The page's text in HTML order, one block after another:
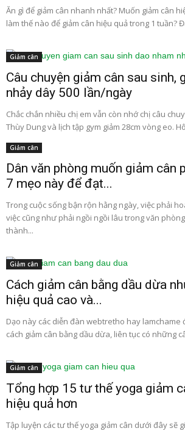
Ăn gì để giảm cân nhanh nhất? Muốn giảm cân
làm thế nào để giảm cân hiệu quả trong 1 tuần?
Giảm cân
Câu chuyện giảm cân sau sinh,
nhảy dây 500 lần/ngày
Chắc chắn nhiều chị em vẫn còn nhớ chị câu
Thùy Dung và lịch tập gym giảm 28cm vòng eo.
Giảm cân
Dân văn phòng muốn giảm cân
7 mẹo này để đạt...
Trong cuộc sống bận rộn hằng ngày, việc phải
việc cũng như phải ngồi ngồi lâu trong văn
thành...
Giảm cân
Cách giảm cân bằng dầu dừa
hiệu quả cao và...
Dạo này các diễn đàn webtretho hay lamchame
cách giảm cân bằng dầu dừa, liên tục có những
Giảm cân
Tổng hợp 15 tư thế yoga giảm
hiệu quả hơn
Tập luyện các tư thế yoga giảm cân dưới đây sẽ